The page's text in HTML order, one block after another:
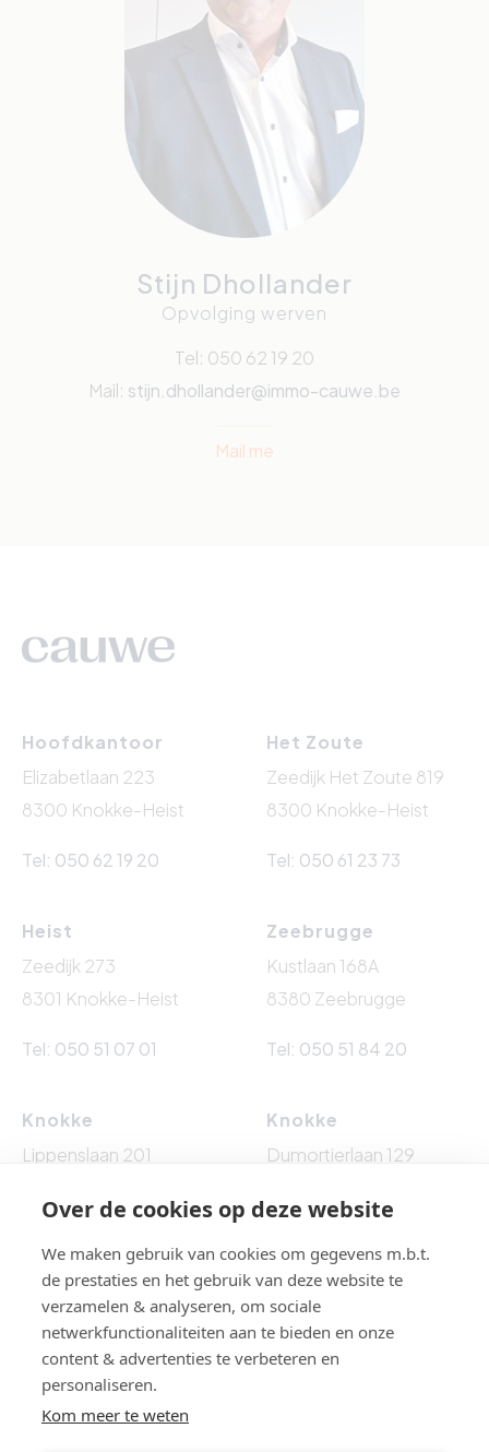
Stijn Dhollander
Opvolging werven
Tel: 050 62 19 20
Mail: stijn.dhollander@immo-cauwe.be
Mail me
Hoofdkantoor
Elizabetlaan 223
8300 Knokke-Heist
Tel: 050 62 19 20
Het Zoute
Zeedijk Het Zoute 819
8300 Knokke-Heist
Tel: 050 61 23 73
Heist
Zeedijk 273
8301 Knokke-Heist
Tel: 050 51 07 01
Zeebrugge
Kustlaan 168A
8380 Zeebrugge
Tel: 050 51 84 20
Knokke
Lippenslaan 201
Knokke
Dumortierlaan 129
BTW BE 0861.524.009 - BA EN BORGSTELLING : NV AXA
BELGIUM (polisnr. 730.390.160) - Toezichthoudende
autoriteit: Beroepsinstituut van Vastgoedmakelaars,
Luxemburgstraat 16 B te 1000 Brussel, België - Erkend
Over de cookies op deze website
We maken gebruik van cookies om gegevens m.b.t.
de prestaties en het gebruik van deze website te
verzamelen & analyseren, om sociale
netwerkfunctionaliteiten aan te bieden en onze
content & advertenties te verbeteren en
personaliseren.
Kom meer te weten